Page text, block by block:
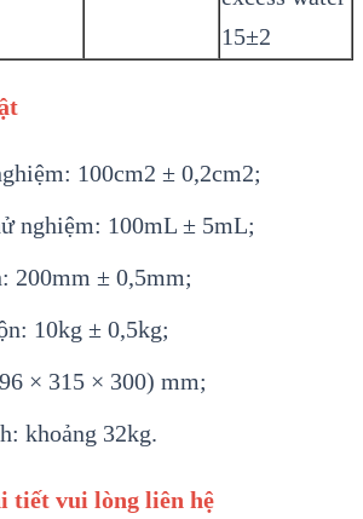
15±2
100cm2 ± 0,2cm2;
nghiệm: 100mL ± 5mL;
200mm ± 0,5mm;
10kg ± 0,5kg;
× 315 × 300) mm;
khoảng 32kg.
tiết vui lòng liên hệ